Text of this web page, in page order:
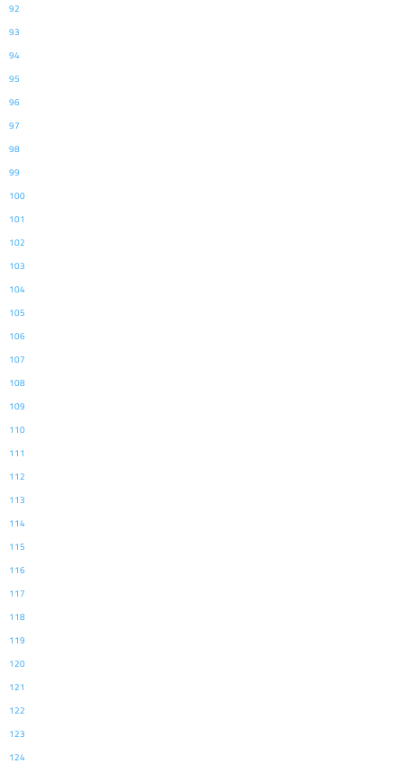
92
93
94
95
96
97
98
99
100
101
102
103
104
105
106
107
108
109
110
111
112
113
114
115
116
117
118
119
120
121
122
123
124